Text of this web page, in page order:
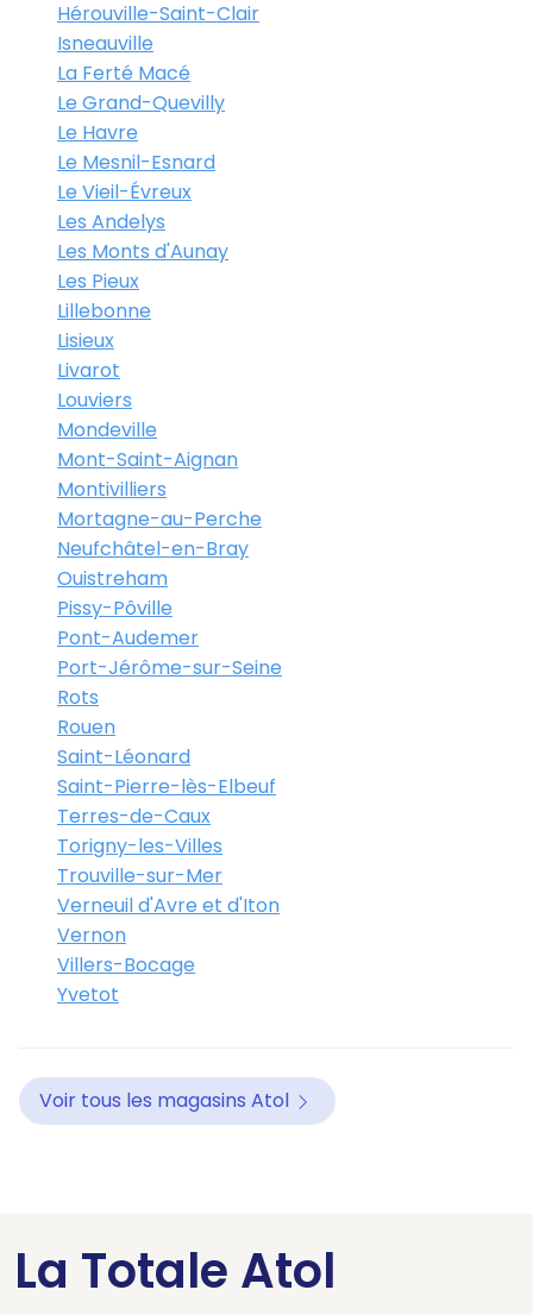
Hérouville-Saint-Clair
Isneauville
La Ferté Macé
Le Grand-Quevilly
Le Havre
Le Mesnil-Esnard
Le Vieil-Évreux
Les Andelys
Les Monts d'Aunay
Les Pieux
Lillebonne
Lisieux
Livarot
Louviers
Mondeville
Mont-Saint-Aignan
Montivilliers
Mortagne-au-Perche
Neufchâtel-en-Bray
Ouistreham
Pissy-Pôville
Pont-Audemer
Port-Jérôme-sur-Seine
Rots
Rouen
Saint-Léonard
Saint-Pierre-lès-Elbeuf
Terres-de-Caux
Torigny-les-Villes
Trouville-sur-Mer
Verneuil d'Avre et d'Iton
Vernon
Villers-Bocage
Yvetot
Voir tous les magasins Atol
La Totale Atol